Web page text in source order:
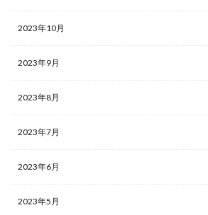
2023年10月
2023年9月
2023年8月
2023年7月
2023年6月
2023年5月